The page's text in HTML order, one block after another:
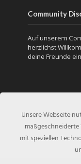
Community
Auf unserem
herzlichst
deine Freunde
Unsere Webseite
mit speziellen